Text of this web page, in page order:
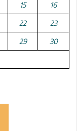
15 16
22 23
29 30